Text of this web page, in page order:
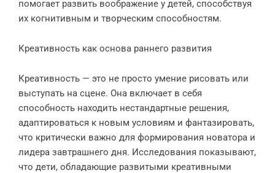
помогает развить воображение у детей, способствуя
их когнитивным и творческим способностям.
Креативность как основа раннего развития
Креативность — это не просто умение рисовать или
выступать на сцене. Она включает в себя
способность находить нестандартные решения,
адаптироваться к новым условиям и фантазировать,
что критически важно для формирования новатора и
лидера завтрашнего дня. Исследования показывают,
что дети, обладающие развитыми креативными